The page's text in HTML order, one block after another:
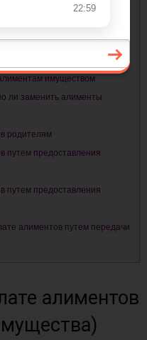
передачи имущества)
внуком и
или бабушкой)
имуществом
ли заменить алименты
родителям
путем предоставления
путем предоставления
алиментов путем передачи
алиментов